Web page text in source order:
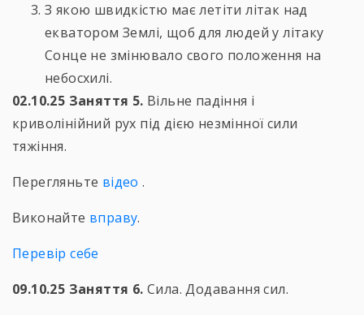
З якою швидкістю має летіти літак над
екватором Землі, щоб для людей у літаку
Сонце не змінювало свого положення на
небосхилі.
02.10.25 Заняття 5. Вільне падіння і
криволінійний рух під дією незмінної сили
тяжіння.
Перегляньте відео .
Виконайте вправу.
Перевір себе
09.10.25 Заняття 6. Сила. Додавання сил.